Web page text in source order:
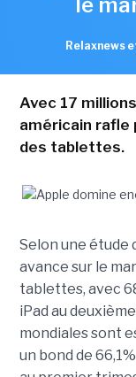
Relaxnews
Avec 17
américain rafle
des tablettes.
Selon une étude
avance sur le
tablettes, avec
iPad au
mondiales sont
un bond de